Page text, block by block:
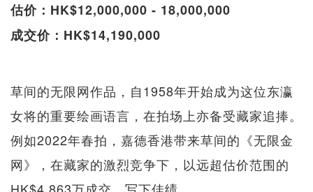
估价：HK$12,000,000 - 18,000,000
成交价：HK$14,190,000
草间的无限网作品，自1958年开始成为这位东瀛
女将的重要绘画语言，在拍场上亦备受藏家追捧。
例如2022年春拍，嘉德香港带来草间的《无限金
网》，在藏家的激烈竞争下，以远超估价范围的